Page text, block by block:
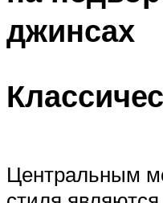
джинсах
Центральным